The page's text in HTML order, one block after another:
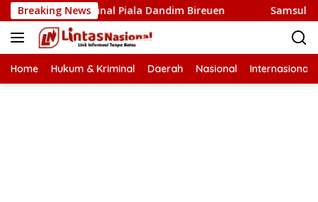
Langsung
ke
konten
Breaking News
Ke Final Piala Dandim Bireuen Samsul Bahri
Home Hukum & Kriminal Daerah Nasional Internasional